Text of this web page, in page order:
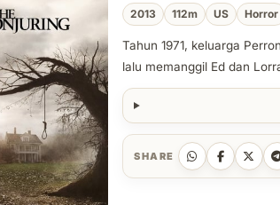
2013 112m US Horror
Tahun 1971, keluarga
lalu memanggil Ed dan
SHARE